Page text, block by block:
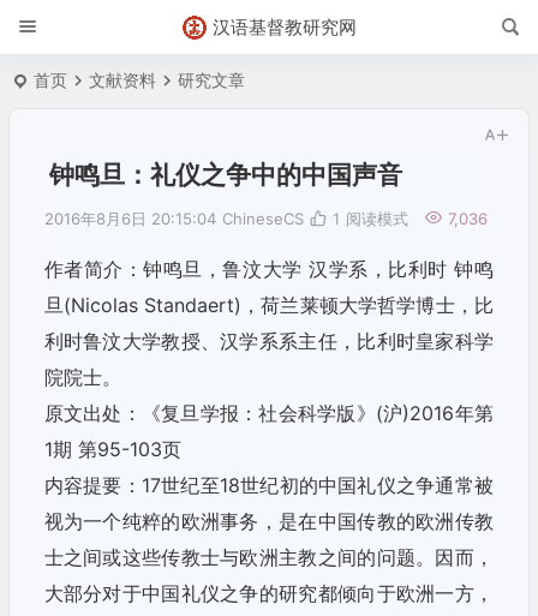
汉语基督教研究网
首页 文献资料 研究文章
钟鸣旦：礼仪之争中的中国声音
2016年8月6日 20:15:04 ChineseCS 7,036
1 阅读模式
作者简介：钟鸣旦，鲁汶大学 汉学系，比利时 钟鸣
旦(Nicolas Standaert)，荷兰莱顿大学哲学博士，比
利时鲁汶大学教授、汉学系系主任，比利时皇家科学
院院士。
原文出处：《复旦学报：社会科学版》(沪)2016年第
1期 第95-103页
内容提要：17世纪至18世纪初的中国礼仪之争通常被
视为一个纯粹的欧洲事务，是在中国传教的欧洲传教
士之间或这些传教士与欧洲主教之间的问题。因而，
大部分对于中国礼仪之争的研究都倾向于欧洲一方，